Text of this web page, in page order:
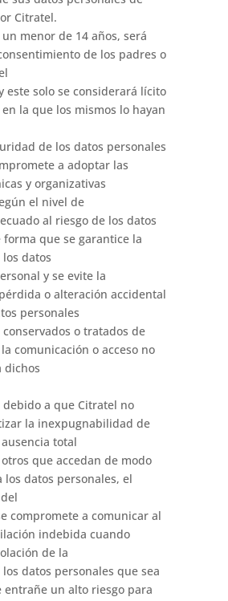
Citratel.
menor de 14 años, será
de los padres o
este solo se considerará lícito
la que los mismos lo hayan
de los datos personales
a adoptar las
y organizativas
el nivel de
al riesgo de los datos
forma que se garantice la
datos
y se evite la
o alteración accidental
personales
o tratados de
comunicación o acceso no
dichos
debido a que Citratel no
la inexpugnabilidad de
total
que accedan de modo
datos personales, el
compromete a comunicar al
indebida cuando
de la
datos personales que sea
entrañe un alto riesgo para